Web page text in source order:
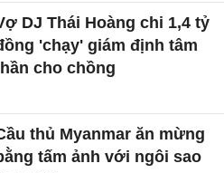
DJ Thái Hoàng chi 1,4 tỷ
'chạy' giám định tâm
cho chồng
thủ Myanmar ăn mừng
tấm ảnh với ngôi sao